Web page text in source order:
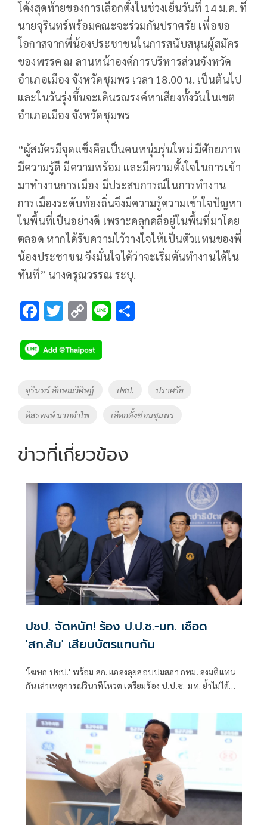
โค้งสุดท้ายของการเลือกตั้งในช่วงเย็นวันที่ 14 ม.ค. ที่
นายจุรินทร์พร้อมคณะจะร่วมกันปราศรัย เพื่อขอ
โอกาสจากพี่น้องประชาชนในการสนับสนุนผู้สมัคร
ของพรรค ณ ลานหน้าองค์การบริหารส่วนจังหวัด
อำเภอเมือง จังหวัดชุมพร เวลา 18.00 น. เป็นต้นไป
และในวันรุ่งขึ้นจะเดินรณรงค์หาเสียงทั้งวันในเขต
อำเภอเมือง จังหวัดชุมพร
“ผู้สมัครมีจุดแข็งคือเป็นคนหนุ่มรุ่นใหม่ มีศักยภาพ
มีความรู้ดี มีความพร้อม และมีความตั้งใจในการเข้า
มาทำงานการเมือง มีประสบการณ์ในการทำงาน
การเมืองระดับท้องถิ่นจึงมีความรู้ความเข้าใจปัญหา
ในพื้นที่เป็นอย่างดี เพราะคลุกคลีอยู่ในพื้นที่มาโดย
ตลอด หากได้รับความไว้วางใจให้เป็นตัวแทนของพี่
น้องประชาชน จึงมั่นใจได้ว่าจะเริ่มต้นทำงานได้ใน
ทันที” นางดรุณวรรณ ระบุ.
F
e
b
o
k
T
tt
er
C
p
y
Li
k
Li
Tags
จุรินทร์ ลักษณวิศิษฏ์ ปชป. ปราศรัย
อิสรพงษ์ มากอำไพ เลือกตั้งซ่อมชุมพร
ข่าวที่เกี่ยวข้อง
ปชป. จัดหนัก! ร้อง ป.ป.ช.-มท. เชือด
'สก.ส้ม' เสียบบัตรแทนกัน
'โฆษก ปชป.' พร้อม สก. แถลงลุยสอบปมสภา กทม. ลงมติแทน
กัน เล่าเหตุการณ์วินาทีโหวต เตรียมร้อง ป.ป.ช.-มท. ย้ำไม่ได้